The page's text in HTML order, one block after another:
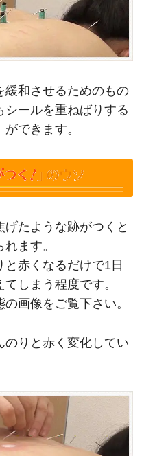
緩和させるためのもの
ールを重ねばりする
できます。
たような跡がつくと
ます。
と赤くなるだけで1日
てしまう程度です。
画像をご覧下さい。
のりと赤く変化してい